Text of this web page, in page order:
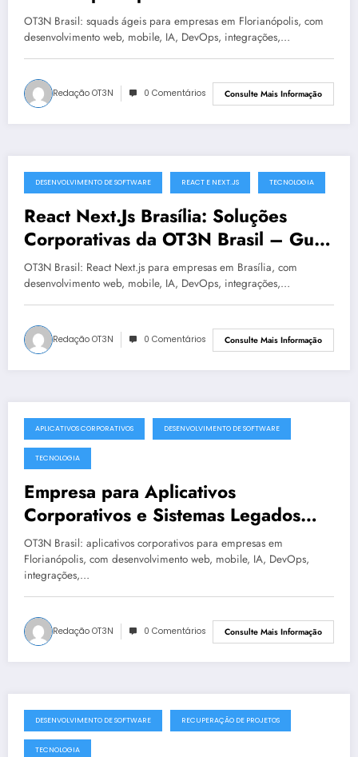
0991
OT3N Brasil: squads ágeis para empresas em Florianópolis, com
desenvolvimento web, mobile, IA, DevOps, integrações,…
Redação OT3N 0 Comentários Consulte Mais Informação
julho 19, 2025
DESENVOLVIMENTO DE SOFTWARE REACT E NEXT.JS TECNOLOGIA
React Next.Js Brasília: Soluções
Corporativas da OT3N Brasil – Guia
1568
OT3N Brasil: React Next.js para empresas em Brasília, com
desenvolvimento web, mobile, IA, DevOps, integrações,…
Redação OT3N 0 Comentários Consulte Mais Informação
julho 19, 2025
APLICATIVOS CORPORATIVOS DESENVOLVIMENTO DE SOFTWARE
TECNOLOGIA
Empresa para Aplicativos
Corporativos e Sistemas Legados
Instáveis em Florianópolis | OT3N
Brasil – Guia 1439
OT3N Brasil: aplicativos corporativos para empresas em
Florianópolis, com desenvolvimento web, mobile, IA, DevOps,
integrações,…
Redação OT3N 0 Comentários Consulte Mais Informação
julho 19, 2025
DESENVOLVIMENTO DE SOFTWARE RECUPERAÇÃO DE PROJETOS
TECNOLOGIA